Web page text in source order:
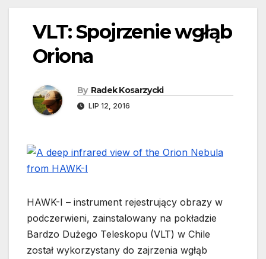
VLT: Spojrzenie wgłąb
Oriona
By Radek Kosarzycki
LIP 12, 2016
HAWK-I – instrument rejestrujący obrazy w
podczerwieni, zainstalowany na pokładzie
Bardzo Dużego Teleskopu (VLT) w Chile
został wykorzystany do zajrzenia wgłąb